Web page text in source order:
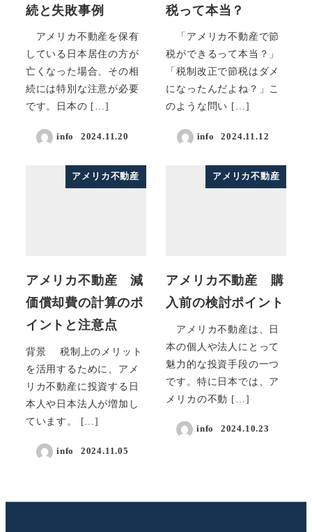
続と失敗事例
アメリカ不動産を保有
している日本居住の方が
亡くなった場合、その相
続には特別な注意が必要
です。日本の […]
info 2024.11.20
税って本当？
「アメリカ不動産で節
税ができるって本当？」
「税制改正で節税はダメ
になったんだよね？」こ
のような問い […]
info 2024.11.12
アメリカ不動産
アメリカ不動産 減
価償却費の計算のポ
イントと注意点
背景 税制上のメリット
を活用するために、アメ
リカ不動産に投資する日
本人や日本法人が増加し
ています。 […]
info 2024.11.05
アメリカ不動産
アメリカ不動産 購
入前の検討ポイント
アメリカ不動産は、日
本の個人や法人にとって
魅力的な投資手段の一つ
です。特に日本では、ア
メリカの不動 […]
info 2024.10.23